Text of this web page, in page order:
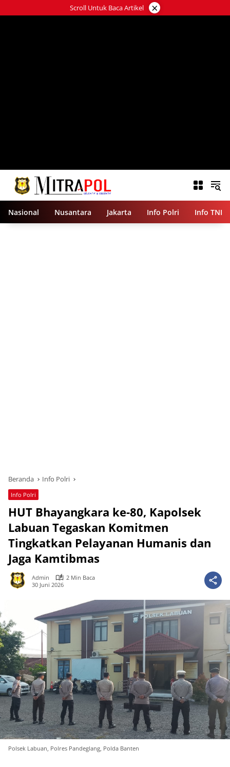
ke
Scroll Untuk Baca Artikel ×
Nasional Nusantara Jakarta Info Polri Info TNI
Beranda Info Polri
Info Polri
HUT Bhayangkara ke-80, Kapolsek
Labuan Tegaskan Komitmen
Tingkatkan Pelayanan Humanis dan
Jaga Kamtibmas
Admin
2 Min Baca
30 Juni 2026
Polsek Labuan, Polres Pandeglang, Polda Banten